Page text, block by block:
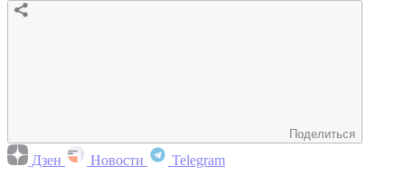
Поделиться
Дзен Новости Telegram